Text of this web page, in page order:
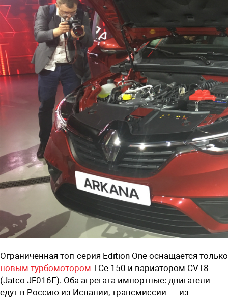
Ограниченная топ-серия Edition One оснащается только
новым турбомотором TCe 150 и вариатором CVT8
(Jatco JF016E). Оба агрегата импортные: двигатели
едут в Россию из Испании, трансмиссии — из